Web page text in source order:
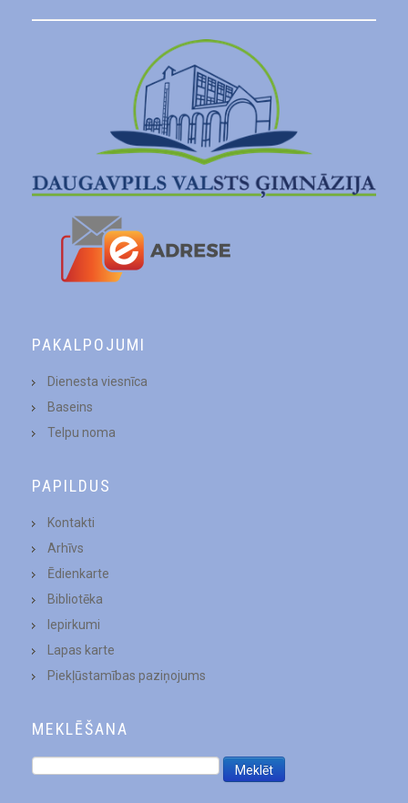
PAKALPOJUMI
Dienesta viesnīca
Baseins
Telpu noma
PAPILDUS
Kontakti
Arhīvs
Ēdienkarte
Bibliotēka
Iepirkumi
Lapas karte
Piekļūstamības paziņojums
MEKLĒŠANA